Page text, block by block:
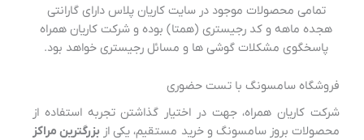
تمامی محصولات موجود در سایت کاریان پلاس دارای گارانتی
هجده ماهه و کد رجیستری (همتا) بوده و شرکت کاریان همراه
پاسخگوی مشکلات گوشی ها و مسائل رجیستری خواهد بود.
فروشگاه سامسونگ با تست حضوری
شرکت کاریان همراه، جهت در اختیار گذاشتن تجربه استفاده از
محصولات بروز سامسونگ و خرید مستقیم، یکی از بزرگترین مراکز